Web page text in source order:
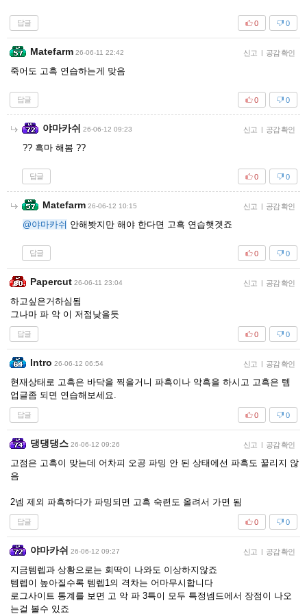
답글 0
0
Matefarm 26-06-11 22:42 신고 | 공감 확인
죽어도 고흑 연습하는게 맞음
답글 0
0
야마카쉬 26-06-12 09:23 신고 | 공감 확인
?? 흑마 해봄 ??
답글 0
0
Matefarm 26-06-12 10:15 신고 | 공감 확인
@야마카쉬 안해봣지만 해야 한다면 고흑 연습햇겟죠
답글 0
0
Papercut 26-06-11 23:04 신고 | 공감 확인
하고싶은거하심됨
그나마 파 악 이 저점낮을듯
답글 0
0
Intro 26-06-12 06:54 신고 | 공감 확인
현재상태로 고흑은 바닥을 찍을거니 파흑이나 악흑을 하시고 고흑은 템
업글좀 되면 연습해보세요.
답글 0
0
댕댕댕스 26-06-12 09:26 신고 | 공감 확인
고점은 고흑이 맞는데 어차피 오공 파밍 안 된 상태에선 파흑도 꿀리지 않
음
2넴 제외 파흑하다가 파밍되면 고흑 숙련도 올려서 가면 됨
답글 0
0
야마카쉬 26-06-12 09:27 신고 | 공감 확인
지금템렙과 상황으로는 회딱이 나와도 이상하지않죠
템렙이 높아질수록 템렙1의 격차는 어마무시합니다
로그사이트 통계를 보면 고 악 파 3특이 모두 특정넴드에서 장점이 나오
는걸 볼수 있죠